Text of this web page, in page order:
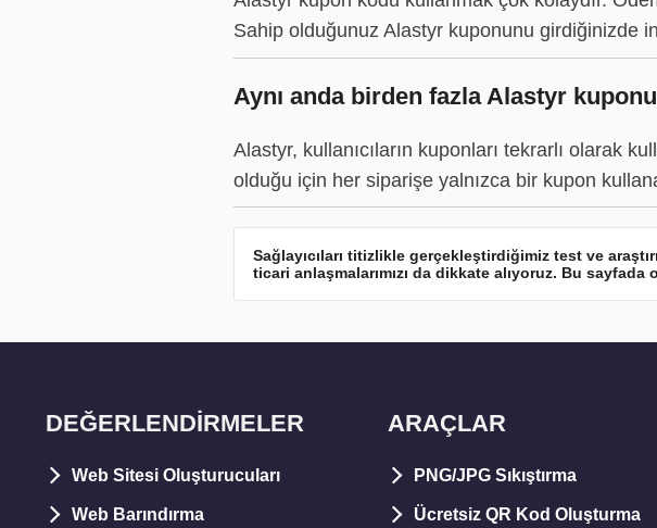
Sahip olduğunuz Alastyr kuponunu girdiğinizde
Aynı anda birden fazla Alastyr
Alastyr, kullanıcıların kuponları tekrarlı olarak
olduğu için her siparişe yalnızca bir kupon
Sağlayıcıları titizlikle gerçekleştirdiğimiz test ve
ticari anlaşmalarımızı da dikkate alıyoruz. Bu sayfada
DEĞERLENDIRMELER
Web Sitesi Oluşturucuları
Web Barındırma
ARAÇLAR
PNG/JPG Sıkıştırma
Ücretsiz QR Kod Oluşturma